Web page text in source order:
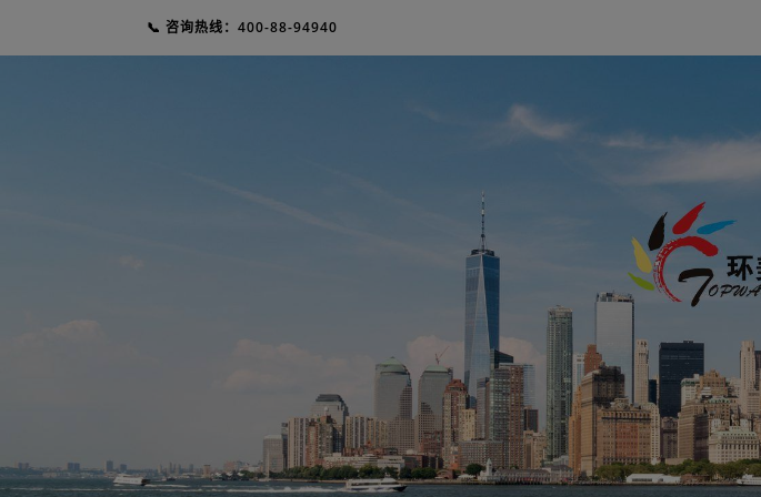
📞 咨询热线：400-88-94940